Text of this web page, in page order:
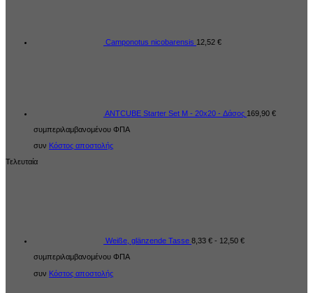
Camponotus nicobarensis 12,52 €
ANTCUBE Starter Set M - 20x20 - Δάσος 169,90 €
συμπεριλαμβανομένου ΦΠΑ
συν Κόστος αποστολής
Τελευταία
Weiße, glänzende Tasse 8,33 € - 12,50 €
συμπεριλαμβανομένου ΦΠΑ
συν Κόστος αποστολής